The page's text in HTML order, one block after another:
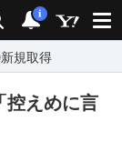
検索 通知
i
規取得
控えめに言